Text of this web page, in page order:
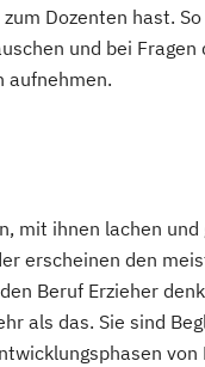
in Fachrichtung
medizin"
in Fachrichtung
in Fachrichtung
Dozenten hast.
und bei
aufnehmen.
mit ihnen lachen und
erscheinen den
Beruf Erzieher
als das. Sie sind
von